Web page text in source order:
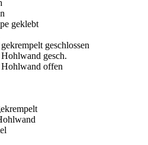
geklebt
geschlossen
gesch.
Hohlwand offen